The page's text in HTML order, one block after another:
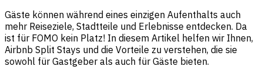
Gäste können während eines einzigen Aufenthalts auch
mehr Reiseziele, Stadtteile und Erlebnisse entdecken. Da
ist für FOMO kein Platz! In diesem Artikel helfen wir Ihnen,
Airbnb Split Stays und die Vorteile zu verstehen, die sie
sowohl für Gastgeber als auch für Gäste bieten.